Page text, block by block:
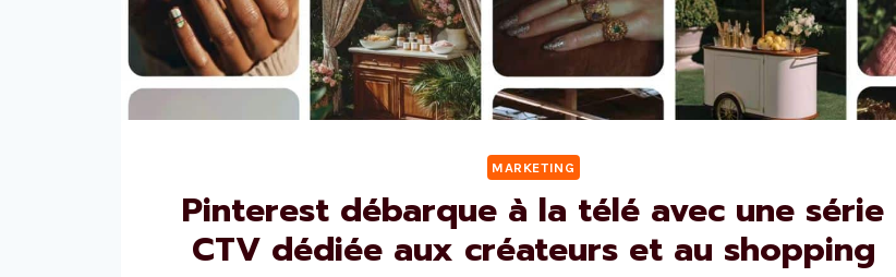
MARKETING
Pinterest débarque à la télé avec une série
CTV dédiée aux créateurs et au shopping